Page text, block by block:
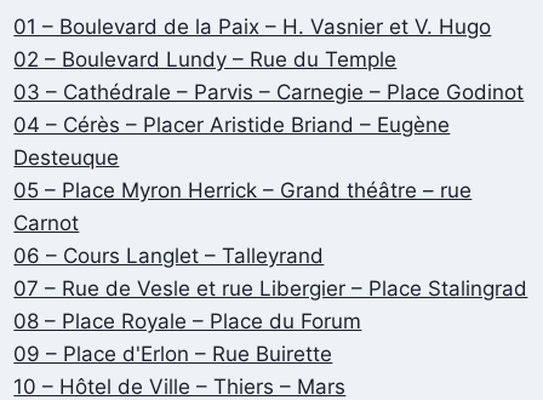
01 – Boulevard de la Paix – H. Vasnier et V. Hugo
02 – Boulevard Lundy – Rue du Temple
03 – Cathédrale – Parvis – Carnegie – Place Godinot
04 – Cérès – Placer Aristide Briand – Eugène
Desteuque
05 – Place Myron Herrick – Grand théâtre – rue
Carnot
06 – Cours Langlet – Talleyrand
07 – Rue de Vesle et rue Libergier – Place Stalingrad
08 – Place Royale – Place du Forum
09 – Place d'Erlon – Rue Buirette
10 – Hôtel de Ville – Thiers – Mars